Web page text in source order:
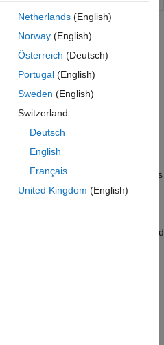
a Model
wizard from any view in CAGE.
a Simulink Model
import 1-D and 2-D lookup tables
and edit tables, and fill lookup tables
data or from a model evaluated
Tables
lookup tables and revert to
Netherlands(English)
Norway(English)
Österreich (Deutsch)
Portugal(English)
Sweden (English)
Switzerland
Deutsch
English
Français
United Kingdom (English)